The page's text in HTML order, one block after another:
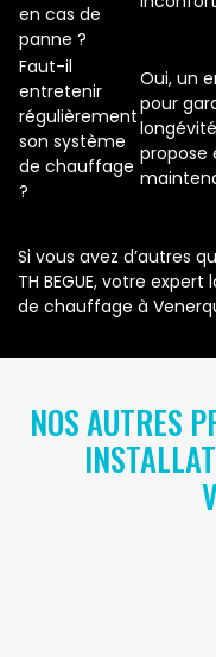
en cas de
panne ?
Faut-il
entretenir
régulièrement
son système
de chauffage
?
Oui, un
pour
propose
Si vous avez d’autres
TH BEGUE, votre
de chauffage à
NOS AUTRES